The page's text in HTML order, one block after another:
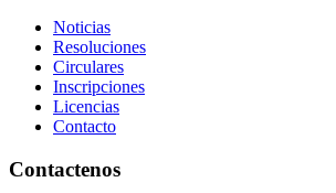
Noticias
Resoluciones
Circulares
Inscripciones
Licencias
Contacto
Contactenos